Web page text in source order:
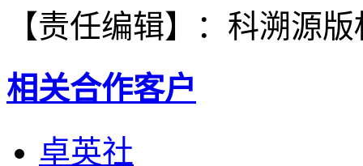
【责任编辑】： 科溯源版
相关合作客户
卓英社